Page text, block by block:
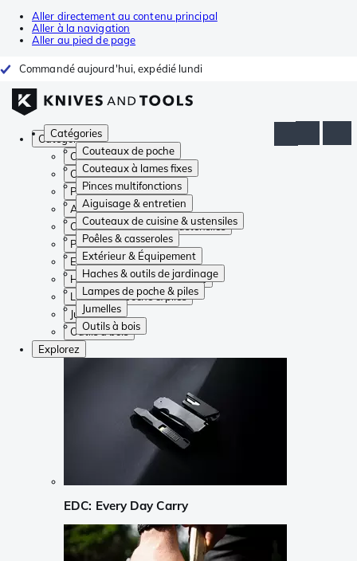
Aller directement au contenu principal
Aller à la navigation
Aller au pied de page
Commandé aujourd'hui, expédié lundi
Catégories
Couteaux de poche
Couteaux à lames fixes
Pinces multifonctions
Aiguisage & entretien
Couteaux de cuisine & ustensiles
Poêles & casseroles
Extérieur & Équipement
Haches & outils de jardinage
Lampes de poche & piles
Jumelles
Outils à bois
Catégories
Couteaux de poche
Couteaux à lames fixes
Pinces multifonctions
Aiguisage & entretien
Couteaux de cuisine & ustensiles
Poêles & casseroles
Extérieur & Équipement
Haches & outils de jardinage
Lampes de poche & piles
Jumelles
Outils à bois
Explorez
EDC: Every Day Carry